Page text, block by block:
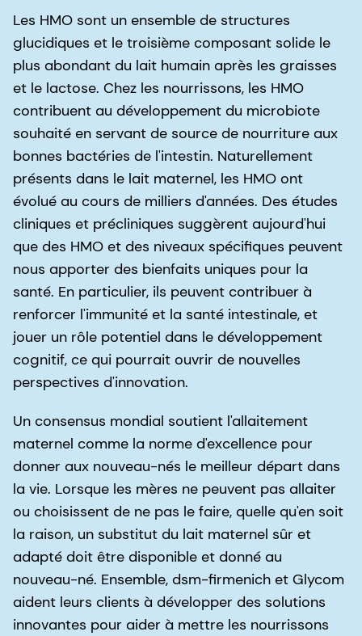
Les HMO sont un ensemble de structures
glucidiques et le troisième composant solide le
plus abondant du lait humain après les graisses
et le lactose. Chez les nourrissons, les HMO
contribuent au développement du microbiote
souhaité en servant de source de nourriture aux
bonnes bactéries de l'intestin. Naturellement
présents dans le lait maternel, les HMO ont
évolué au cours de milliers d'années. Des études
cliniques et précliniques suggèrent aujourd'hui
que des HMO et des niveaux spécifiques peuvent
nous apporter des bienfaits uniques pour la
santé. En particulier, ils peuvent contribuer à
renforcer l'immunité et la santé intestinale, et
jouer un rôle potentiel dans le développement
cognitif, ce qui pourrait ouvrir de nouvelles
perspectives d'innovation.
Un consensus mondial soutient l'allaitement
maternel comme la norme d'excellence pour
donner aux nouveau-nés le meilleur départ dans
la vie. Lorsque les mères ne peuvent pas allaiter
ou choisissent de ne pas le faire, quelle qu'en soit
la raison, un substitut du lait maternel sûr et
adapté doit être disponible et donné au
nouveau-né. Ensemble, dsm-firmenich et Glycom
aident leurs clients à développer des solutions
innovantes pour aider à mettre les nourrissons